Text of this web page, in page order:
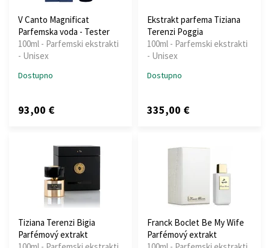
V Canto Magnificat
Parfemska voda - Tester
100ml - Parfemski ekstrakti
- Unisex
Dostupno
93,00 €
Ekstrakt parfema Tiziana
Terenzi Poggia
100ml - Parfemski ekstrakti
- Unisex
Dostupno
335,00 €
Tiziana Terenzi Bigia
Parfémový extrakt
Franck Boclet Be My Wife
Parfémový extrakt